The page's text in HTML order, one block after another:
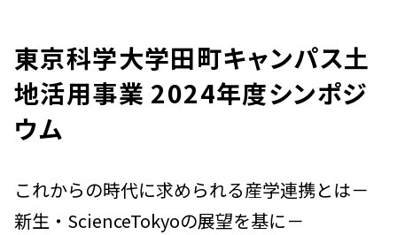
東京科学大学田町キャンパス土
地活用事業 2024年度シンポジ
ウム
これからの時代に求められる産学連携とは－
新生・ScienceTokyoの展望を基に－